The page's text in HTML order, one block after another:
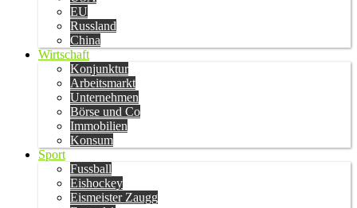
EU
Russland
China
Wirtschaft
Konjunktur
Arbeitsmarkt
Unternehmen
Börse und Co
Immobilien
Konsum
Sport
Fussball
Eishockey
Eismeister Zaugg